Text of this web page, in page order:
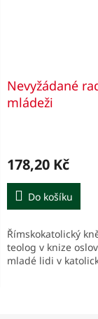
Nevyžádané
mládeži
178,20 Kč
Do košíku
Římskokatolický
teolog v knize
mladé lidi v